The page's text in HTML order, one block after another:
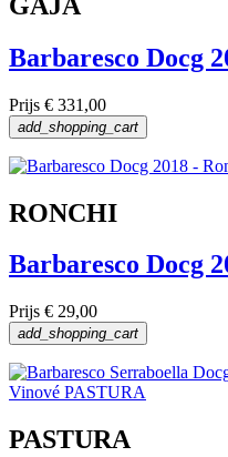
Barbaresco Docg
Prijs € 331,00
add_shopping_cart
RONCHI
Barbaresco Docg
Prijs € 29,00
add_shopping_cart
PASTURA